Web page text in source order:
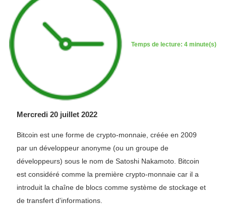
Temps de lecture: 4 minute(s)
Mercredi 20 juillet 2022
Bitcoin est une forme de crypto-monnaie, créée en 2009
par un développeur anonyme (ou un groupe de
développeurs) sous le nom de Satoshi Nakamoto. Bitcoin
est considéré comme la première crypto-monnaie car il a
introduit la chaîne de blocs comme système de stockage et
de transfert d'informations.